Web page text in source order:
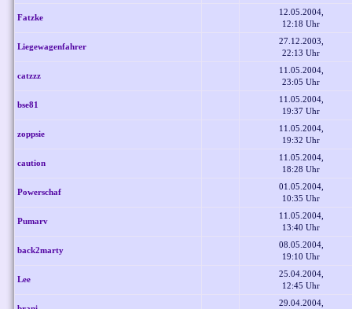
Fatzke
12.05.2004,
12:18 Uhr
Liegewagenfahrer
27.12.2003,
22:13 Uhr
catzzz
11.05.2004,
23:05 Uhr
bse81
11.05.2004,
19:37 Uhr
zoppsie
11.05.2004,
19:32 Uhr
caution
11.05.2004,
18:28 Uhr
Powerschaf
01.05.2004,
10:35 Uhr
Pumarv
11.05.2004,
13:40 Uhr
back2marty
08.05.2004,
19:10 Uhr
Lee
25.04.2004,
12:45 Uhr
29.04.2004,